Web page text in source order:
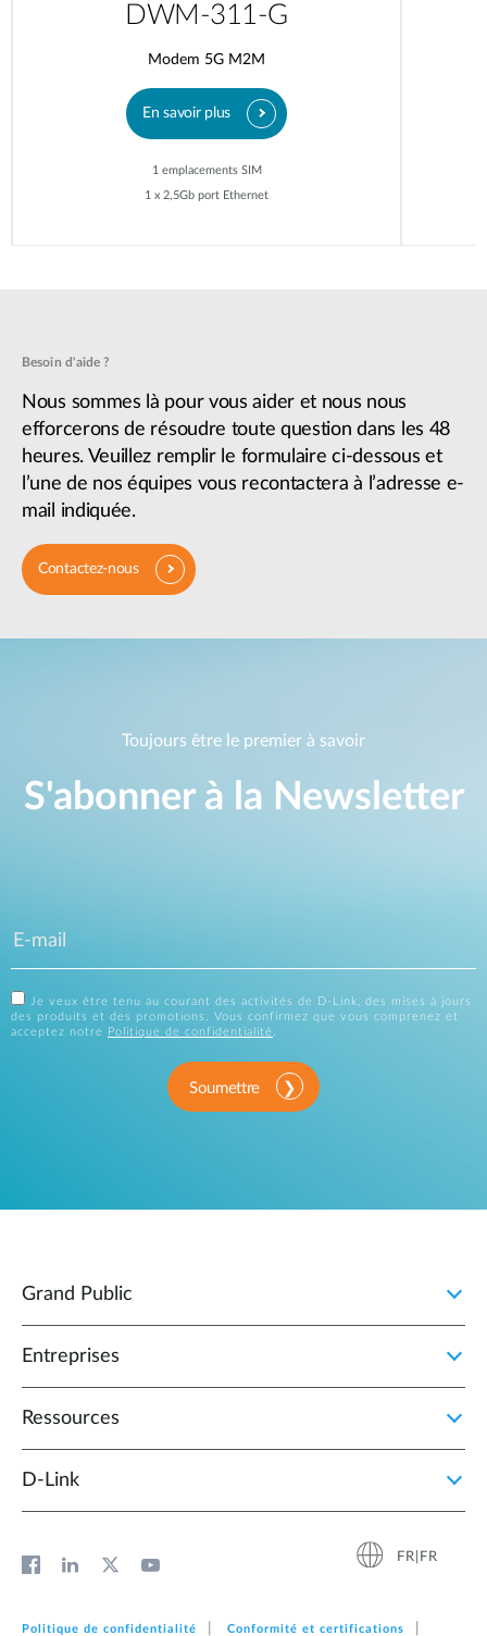
DWM-311-G
Modem 5G M2M
En savoir plus
1 emplacements SIM
1 x 2,5Gb port Ethernet
Besoin d'aide ?
Nous sommes là pour vous aider et nous nous
efforcerons de résoudre toute question dans les 48
heures. Veuillez remplir le formulaire ci-dessous et
l’une de nos équipes vous recontactera à l’adresse e-
mail indiquée.
Contactez-nous
Toujours être le premier à savoir
S'abonner à la Newsletter
Je veux être tenu au courant des activités de D-Link, des mises à jours
des produits et des promotions. Vous confirmez que vous comprenez et
acceptez notre
Politique de confidentialité
Soumettre
Grand Public
Entreprises
Ressources
D‑Link
FR|FR
Politique de confidentialité Conformité et certifications